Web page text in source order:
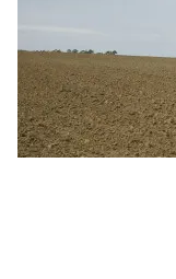
Herses de
disques
11 AOÛT 2025